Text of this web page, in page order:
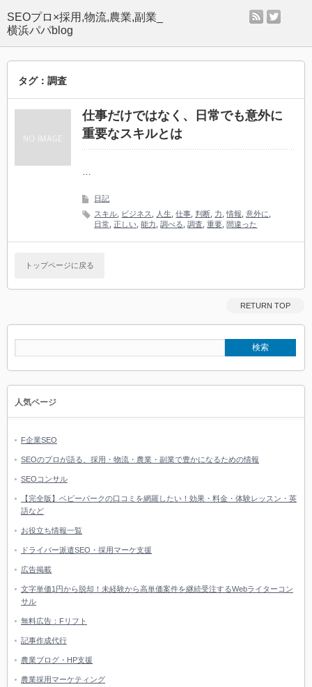
SEOプロ×採用,物流,農業,副業_
横浜パパblog
rss
タグ：調査
仕事だけではなく、日常でも意外に
重要なスキルとは
…
日記
スキル
ビジネス 人生 ,仕事 判断 力 ,情報 ,意外に
日常 ,正しい ,能力 ,調べる ,調査 ,重要 間違った
トップページに戻る
RETURN TOP
人気ページ
F企業SEO
SEOのプロが語る、採用・物流・農業・副業で豊かになるための情報
SEOコンサル
【完全版】ベビーパークの口コミを網羅したい！効果・料金・体験レッスン・英
語など
お役立ち情報一覧
ドライバー派遣SEO・採用マーケ支援
広告掲載
文字単価1円から脱却！未経験から高単価案件を継続受注するWebライターコン
サル
無料広告：Fリフト
記事作成代行
農業ブログ・HP支援
農業採用マーケティング